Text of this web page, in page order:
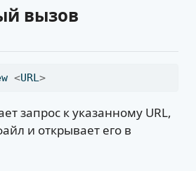
вызов
<URL>
запрос к указанному URL,
и открывает его в